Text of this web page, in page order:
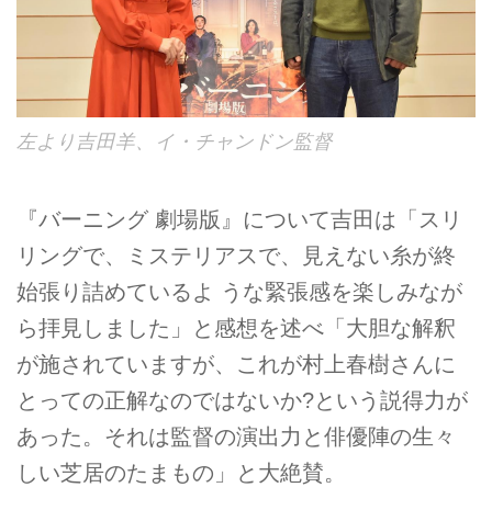
左より吉田羊、イ・チャンドン監督
『バーニング 劇場版』について吉田は「スリ
リングで、ミステリアスで、見えない糸が終
始張り詰めているよ うな緊張感を楽しみなが
ら拝見しました」と感想を述べ「大胆な解釈
が施されていますが、これが村上春樹さんに
とっての正解なのではないか?という説得力が
あった。それは監督の演出力と俳優陣の生々
しい芝居のたまもの」と大絶賛。